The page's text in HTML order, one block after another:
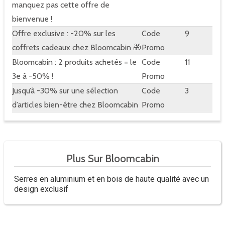
manquez pas cette offre de
bienvenue !
Offre exclusive : -20% sur les
coffrets cadeaux chez Bloomcabin 🎁
Code
Promo
9
Bloomcabin : 2 produits achetés = le
3e à -50% !
Code
Promo
11
Jusqu’à -30% sur une sélection
d’articles bien-être chez Bloomcabin
Code
Promo
3
Plus Sur Bloomcabin
Serres en aluminium et en bois de haute qualité avec un
design exclusif